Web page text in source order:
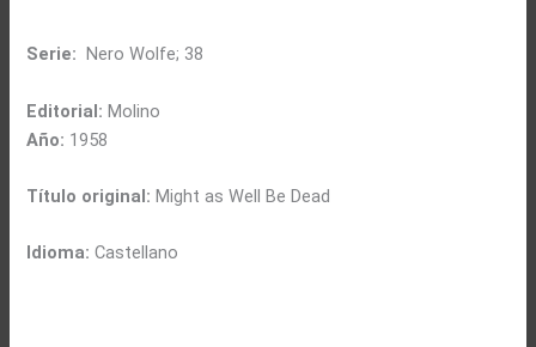
Serie: Nero Wolfe; 38
Editorial: Molino
Año: 1958
Título original: Might as Well Be Dead
Idioma: Castellano